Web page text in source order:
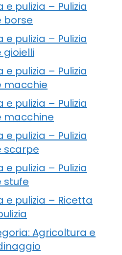
e pulizia – Pulizia
borse
e pulizia – Pulizia
gioielli
e pulizia – Pulizia
macchie
e pulizia – Pulizia
macchine
e pulizia – Pulizia
scarpe
e pulizia – Pulizia
stufe
e pulizia – Ricetta
Agricoltura e